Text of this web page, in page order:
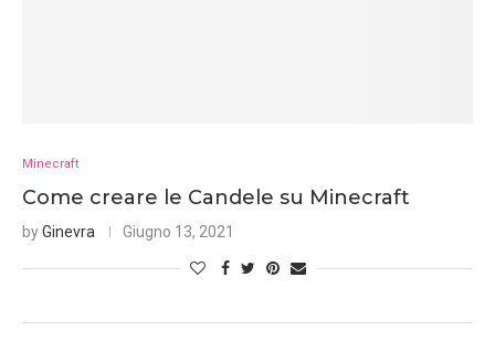
Minecraft
Come creare le Candele su Minecraft
byGinevra Giugno 13, 2021